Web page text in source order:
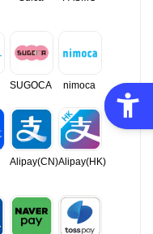
SUGOCA nimoca
Alipay(CN)Alipay(HK)